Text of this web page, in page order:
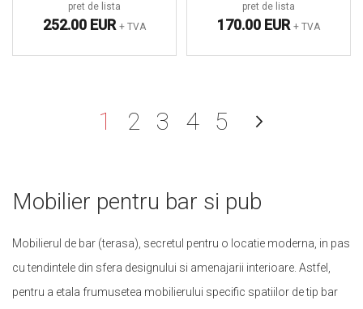
Mobilier pentru bar si pub
Mobilierul de bar (terasa), secretul pentru o locatie moderna, in pas
cu tendintele din sfera designului si amenajarii interioare. Astfel,
pentru a etala frumusetea mobilierului specific spatiilor de tip bar
pret de lista
252.00 EUR + TVA
pret de lista
170.00 EUR + TVA
Pagină
în acest moment citiți
1 Pagină
2 Pagină
3 Pagină
4 Pagină
5